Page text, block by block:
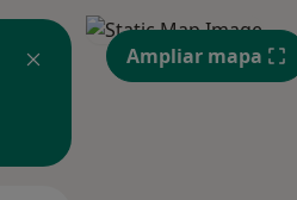
Ampliar mapa